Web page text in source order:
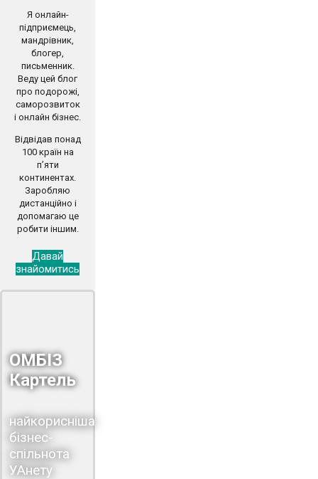
Я онлайн-
підприємець,
мандрівник,
блогер,
письменник.
Веду цей блог
про подорожі,
саморозвиток
і онлайн бізнес.
Відвідав понад
100 країн на
п’яти
континентах.
Заробляю
дистанційно і
допомагаю це
робити іншим.
Давай
знайомитись
ОМБІЗ
Картель
найкорисніша
бізнес-
спільнота
УАнету